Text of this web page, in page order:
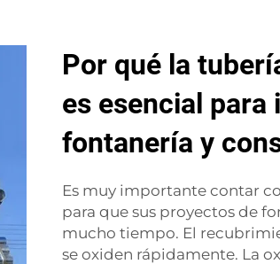
Por qué la
es esencial para
fontanería y
Es muy importante contar
para que sus proyectos de
mucho tiempo. El
se oxiden rápidamente. La